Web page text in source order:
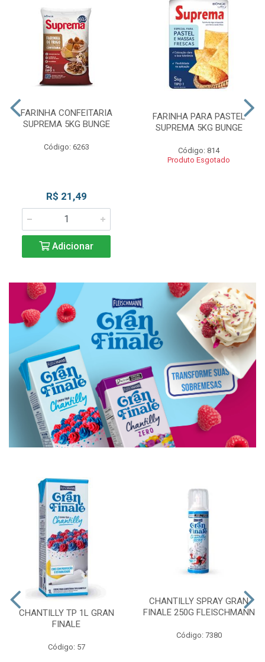
FARINHA CONFEITARIA
SUPREMA 5KG BUNGE
Código: 6263
R$ 21,49
Adicionar
FARINHA PARA PASTEL
SUPREMA 5KG BUNGE
Código: 814
Produto Esgotado
CHANTILLY TP 1L GRAN
FINALE
Código: 57
CHANTILLY SPRAY GRAN
FINALE 250G FLEISCHMANN
Código: 7380